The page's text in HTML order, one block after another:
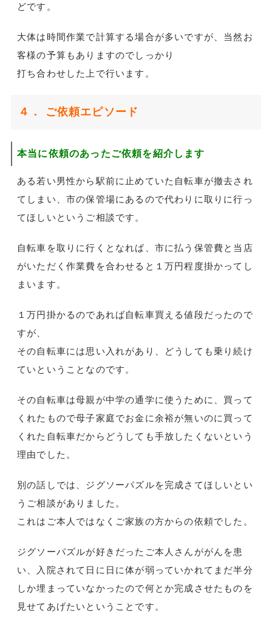
どです。
大体は時間作業で計算する場合が多いですが、当然お
客様の予算もありますのでしっかり
打ち合わせした上で行います。
４． ご依頼エピソード
本当に依頼のあったご依頼を紹介します
ある若い男性から駅前に止めていた自転車が撤去され
てしまい、市の保管場にあるので代わりに取りに行っ
てほしいというご相談です。
自転車を取りに行くとなれば、市に払う保管費と当店
がいただく作業費を合わせると１万円程度掛かってし
まいます。
１万円掛かるのであれば自転車買える値段だったので
すが、
その自転車には思い入れがあり、どうしても乗り続け
ていということなのです。
その自転車は母親が中学の通学に使うために、買って
くれたもので母子家庭でお金に余裕が無いのに買って
くれた自転車だからどうしても手放したくないという
理由でした。
別の話しでは、ジグソーパズルを完成さてほしいとい
うご相談がありました。
これはご本人ではなくご家族の方からの依頼でした。
ジグソーパズルが好きだったご本人さんががんを患
い、入院されて日に日に体が弱っていかれてまだ半分
しか埋まっていなかったので何とか完成させたものを
見せてあげたいということです。